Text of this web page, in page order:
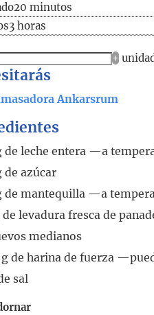
20 minutos
minutos
3horas
horas
+
Ankarsrum
de leche entera —a
de azúcar
de mantequilla —a
de levadura fresca de
medianos
g de harina de fuerza
sal